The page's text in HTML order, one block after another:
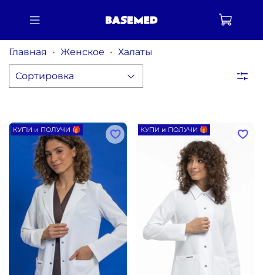
Главная Женское Халаты
КУПИ и ПОЛУЧИ 🎁 КУПИ и ПОЛУЧИ 🎁